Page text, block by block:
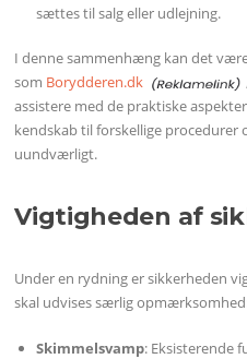
sættes til salg eller udlejning.
I denne sammenhæng kan det
som Borydderen.dk
assistere med de praktiske
kendskab til forskellige
uundværligt.
Vigtigheden af
Under en rydning er sikkerheden
skal udvises særlig
Skimmelsvamp: Eksisterende